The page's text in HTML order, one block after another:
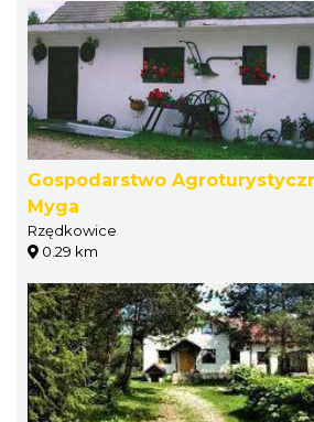
Gospodarstwo
Myga
Rzędkowice
0.29 km